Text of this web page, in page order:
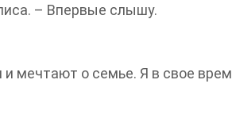
– Впервые слышу.
мечтают о семье. Я в свое